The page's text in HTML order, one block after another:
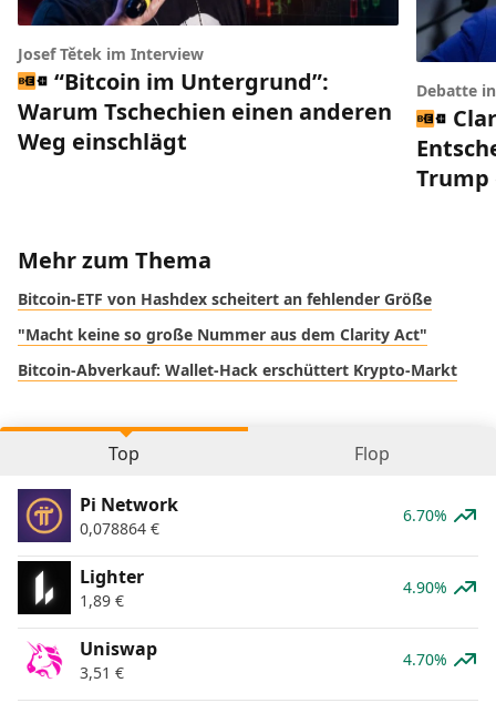
Josef Tětek im Interview
“Bitcoin im Untergrund”:
Warum Tschechien einen anderen
Weg einschlägt
Debatte
Mehr zum Thema
Bitcoin-ETF von Hashdex scheitert an fehlender Größe
"Macht keine so große Nummer aus dem Clarity Act"
Bitcoin-Abverkauf: Wallet-Hack erschüttert Krypto-Markt
Top Flop
Pi Network
0,078864 €
6.70%
Lighter
1,89 €
4.90%
Uniswap
3,51 €
4.70%